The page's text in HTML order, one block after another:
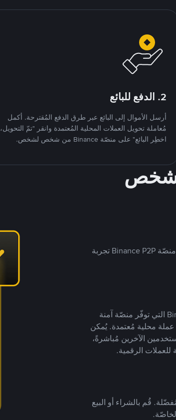
2. الدفع للبائع
أرسل الأموال إلى البائع عبر طرق الدفع المُقترحة. أكمل
مُعاملة تحويل العملات المحلية المُعتمدة وانقر "تمّ التحويل،
اخطِر البائع" على منصّة Binance من شخص لشخص.
لشخص
بينما تستهدف العديد من منصّات تداول P2P أسواقًا مُحددة، تُقدّم منصّة Binance P2P تجربة
يضع ملايين المُستخدمين حول العالم ثقتهم في منصّة Binance P2P التي توفّر منصّة آمنة
لتداول العملات الرقمية بأكثر من 800 طريقة دفع وأكثر من 100 عملة محلية مُعتمدة. يُمكن
الآخرين مُباشرةً،
الرقمية.
قُم بالشراء أو البيع